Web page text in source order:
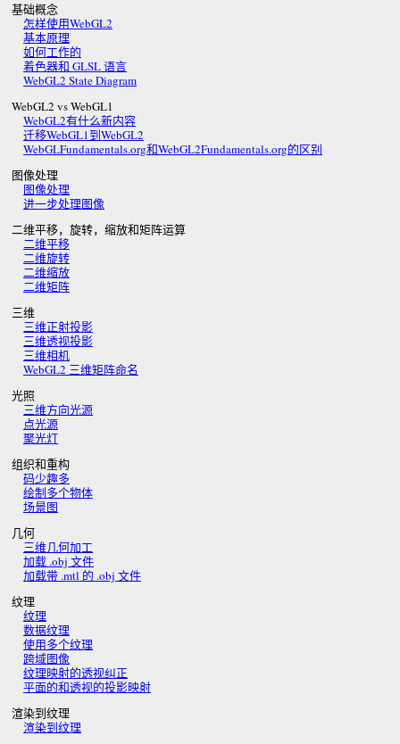
基础概念
怎样使用WebGL2
基本原理
如何工作的
着色器和 GLSL 语言
WebGL2 State Diagram
WebGL2 vs WebGL1
WebGL2有什么新内容
迁移WebGL1到WebGL2
WebGLFundamentals.org和WebGL2Fundamentals.org的区别
图像处理
图像处理
进一步处理图像
二维平移，旋转，缩放和矩阵运算
二维平移
二维旋转
二维缩放
二维矩阵
三维
三维正射投影
三维透视投影
三维相机
WebGL2 三维矩阵命名
光照
三维方向光源
点光源
聚光灯
组织和重构
码少趣多
绘制多个物体
场景图
几何
三维几何加工
加载 .obj 文件
加载带 .mtl 的 .obj 文件
纹理
纹理
数据纹理
使用多个纹理
跨域图像
纹理映射的透视纠正
平面的和透视的投影映射
渲染到纹理
渲染到纹理